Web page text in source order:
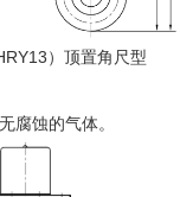
）顶置角尺型
腐蚀的气体。